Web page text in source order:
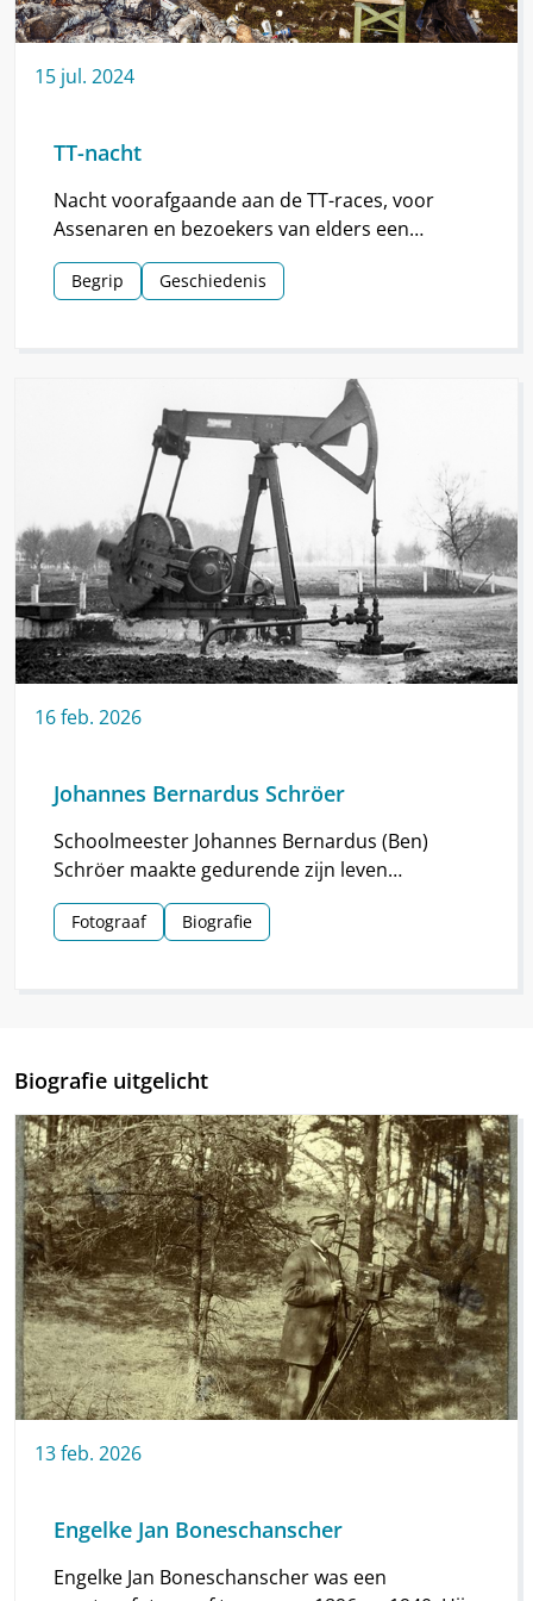
15 jul. 2024
TT-nacht
Nacht voorafgaande aan de TT-races, voor
Assenaren en bezoekers van elders een
hoogtepunt van de TT.
Begrip Geschiedenis
16feb. 2026
Johannes Bernardus Schröer
Schoolmeester Johannes Bernardus (Ben)
Schröer maakte gedurende zijn leven
haarscherpe foto’s in en om Nieuw-
Schoonebeek.
Fotograaf Biografie
Biografie uitgelicht
13feb. 2026
Engelke Jan Boneschanscher
Engelke Jan Boneschanscher was een